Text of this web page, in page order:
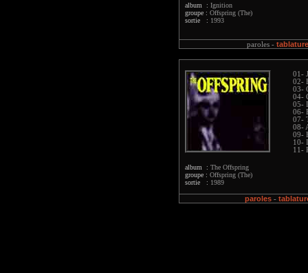
album : Ignition
groupe : Offspring (The)
sortie : 1993
paroles -
album : The Offspring
groupe : Offspring (The)
sortie : 1989
01-
02-
03-
04-
05-
06-
07-
08-
09-
10-
11-
paroles -